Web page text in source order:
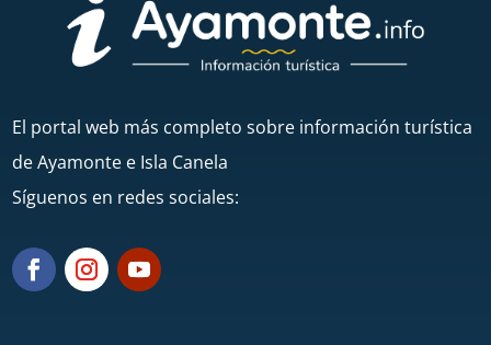
El portal web más completo sobre información turística
de Ayamonte e Isla Canela
Síguenos en redes sociales: